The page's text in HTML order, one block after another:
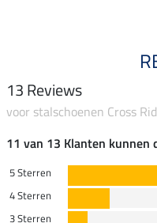
13 Reviews
voor stalschoenen Cross
11 van 13 Klanten kunnen
5 Sterren
4 Sterren
3 Sterren